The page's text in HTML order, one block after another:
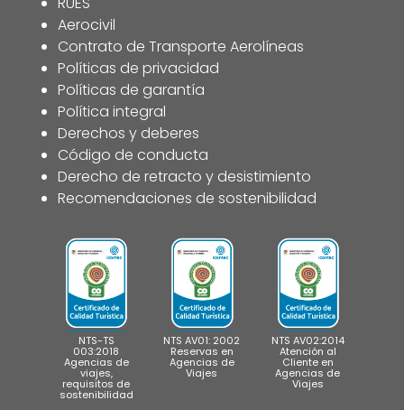
Aerocivil
Contrato de Transporte Aerolíneas
Políticas de privacidad
Políticas de garantía
Política integral
Derechos y deberes
Código de conducta
Derecho de retracto y desistimiento
Recomendaciones de sostenibilidad
NTS-TS
003:2018
Agencias de
viajes,
requisitos de
sostenibilidad
NTS AV01: 2002
Reservas en
Agencias de
Viajes
NTS AV02:2014
Atención al
Cliente en
Agencias de
Viajes